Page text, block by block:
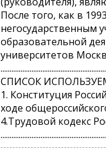
После того, как в
негосударственным
образовательной
университетов
СПИСОК
1. Конституция
ходе
4.Трудовой кодекс